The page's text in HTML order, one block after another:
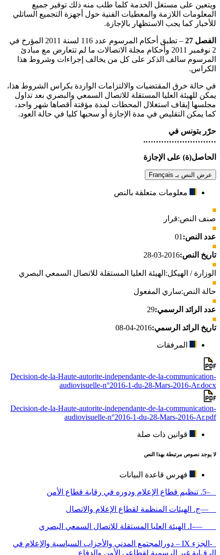
ويتعين على مستغل الخدمة كلما طلب منه ذلك توفير جميع
المعلومات اللازمة والمعطيات الفنية حول أجهزة التجميع الساتلي
للأخبار كما يجب الاستظهار بالإجازة.
الفصل 27
– تطبق أحكام المرسوم عدد 116 لسنة 2011 المؤرخ في
2 نوفمبر 2011 وأحكام مجلة الاتصالات ما لم تتعارض مع مبادئ
المرسوم سالف الذكر على كل من يخالف إجراءات وشروط هذا
الكراس.
في حالة خرق المقتضيات والالتزامات الواردة بكراس الشروط هذا،
يمكن للهيئة العليا المستقلة للاتصال السمعي والبصري بعد تداول
مجلسها إيقاف استغلال المحطات لمدة مؤقتة أقصاها شهر واحد،
كما يمكن التقليص في مدة الإجازة أو سحبها كليا في حالة العود.
حرّر بتونس في
……………………….
الحاصل(ة) على الإجازة
عرض النص بـ Français
معلومات متعلقة بالنص
صنف النص:قرار
عدد النص: 01
تاريخ النص:2016-03-28
الوزارة / الهيكل: الهيئة العليا المستقلة للاتصال السمعي البصري
حالة النص:ساري المفعول
عدد الرائد الرسمي:29
تاريخ الرائد الرسمي:2016-04-08
المرفقات
Decision-de-la-Haute-autorite-independante-de-la-communication-
audiovisuelle-n°2016-1-du-28-Mars-2016-Ar.docx
Decision-de-la-Haute-autorite-independante-de-la-communication-
audiovisuelle-n°2016-1-du-28-Mars-2016-Ar.pdf
قوانين ذات صلة
لا يوجد نصوص مرتبطة بهذا النص
فهرس قاعدة البيانات
–5. تنظيم قطاع الإعلام ودوره في رقابة قطاع الأمن
—ج. الهيئات المنظمة لقطاع الإعلام والاتصال
—-I. الهيئة العليا المستقلة للاتصال السمعي البصري
-الجزء IX – دورالمجتمع المدني والأحزاب السياسية والإعلام في
الرقـابة غير الرسمية لقطاعي الأمن والدفاع